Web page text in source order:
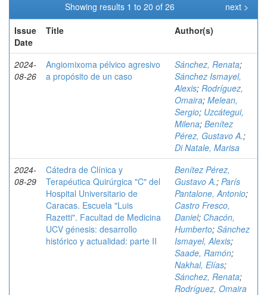
Showing results 1 to 20 of 26
next >
Issue
Date
Title Author(s)
2024-
08-26
Angiomixoma pélvico agresivo
a propósito de un caso
Sánchez, Renata;
Sánchez Ismayel,
Alexis; Rodríguez,
Omaira; Melean,
Sergio; Uzcátegui,
Milena; Benítez
Pérez, Gustavo A.;
Di Natale, Marisa
2024-
08-29
Cátedra de Clínica y
Terapéutica Quirúrgica "C" del
Hospital Universitario de
Caracas. Escuela "Luis
Razetti". Facultad de Medicina
UCV génesis: desarrollo
histórico y actualidad: parte II
Benítez Pérez,
Gustavo A.; París
Pantalone, Antonio;
Castro Fresco,
Daniel; Chacón,
Humberto; Sánchez
Ismayel, Alexis;
Saade, Ramón;
Nakhal, Elías;
Sánchez, Renata;
Rodríguez, Omaira